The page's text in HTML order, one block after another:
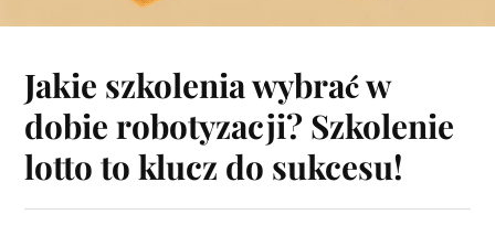
Jakie szkolenia wybrać w
dobie robotyzacji? Szkolenie
lotto to klucz do sukcesu!